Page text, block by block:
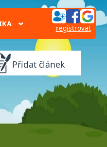
› registrovat
Přidat článek